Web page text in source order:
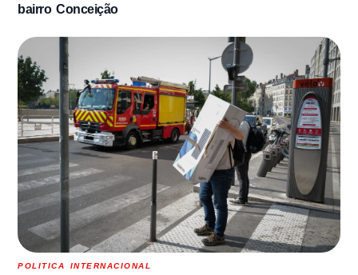
bairro Conceição
POLITICA INTERNACIONAL